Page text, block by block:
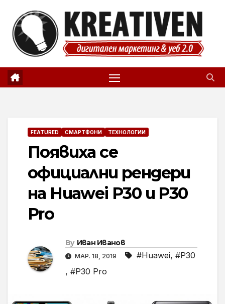
content
FEATURED СМАРТФОНИ ТЕХНОЛОГИИ
Появиха се
официални рендери
на Huawei P30 и P30
Pro
By Иван Иванов
МАР. 18, 2019 #Huawei, #P30
, #P30 Pro